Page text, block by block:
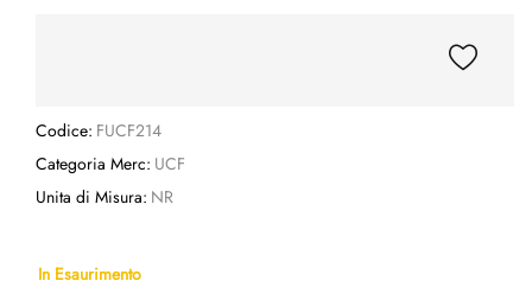
Codice: FUCF214
Categoria Merc: UCF
Unita di Misura: NR
In Esaurimento